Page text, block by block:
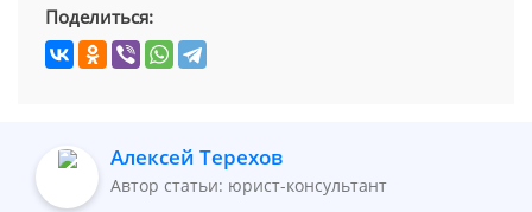
Поделиться:
Алексей Терехов
Автор статьи: юрист-консультант